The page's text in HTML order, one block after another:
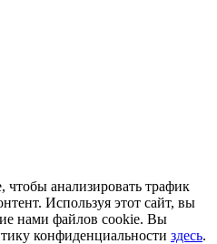
анализировать трафик
Используя этот сайт, вы
нами файлов cookie. Вы
конфиденциальности здесь.